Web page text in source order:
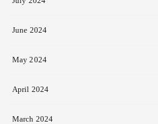
June 2024
May 2024
April 2024
March 2024